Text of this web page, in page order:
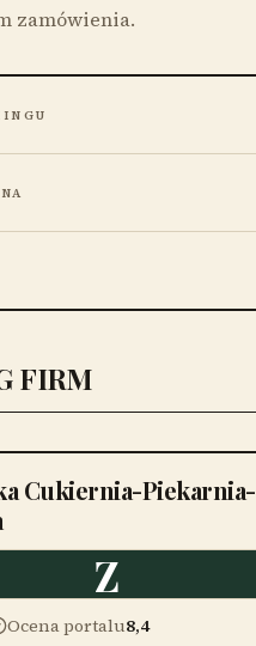
zamówienia.
FIRM
Cukiernia-Piekarnia-
Z
Ocena portalu8,4